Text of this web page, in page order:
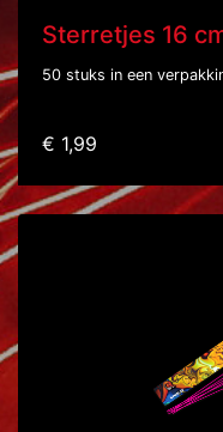
Sterretjes 16
50 stuks in een
€ 1,99